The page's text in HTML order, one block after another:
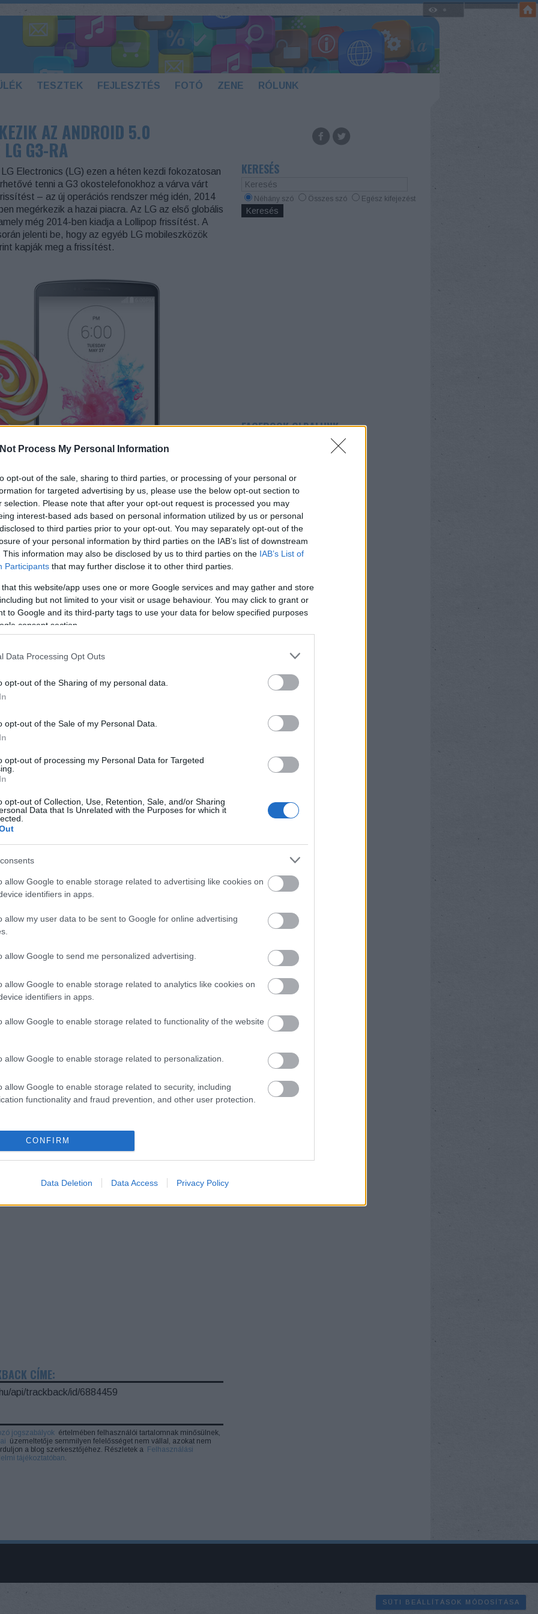
Process My Personal Information
opt-out of the sale, sharing to third parties, or processing of your personal or
for targeted advertising by us, please use the below opt-out section to
selection. Please note that after your opt-out request is processed you may
interest-based ads based on personal information utilized by us or personal
to third parties prior to your opt-out. You may separately opt-out of the
of your personal information by third parties on the IAB’s list of downstream
This information may also be disclosed by us to third parties on the IAB’s List of
Participants that may further disclose it to other third parties.
that this website/app uses one or more Google services and may gather and store
but not limited to your visit or usage behaviour. You may click to grant or
to Google and its third-party tags to use your data for below specified purposes
consent section.
Data Processing Opt Outs
opt-out of the Sharing of my personal data.
opt-out of the Sale of my Personal Data.
opt-out of processing my Personal Data for Targeted
opt-out of Collection, Use, Retention, Sale, and/or Sharing
Data that Is Unrelated with the Purposes for which it
allow Google to enable storage related to advertising like cookies on
identifiers in apps.
allow my user data to be sent to Google for online advertising
allow Google to send me personalized advertising.
allow Google to enable storage related to analytics like cookies on
identifiers in apps.
allow Google to enable storage related to functionality of the website
allow Google to enable storage related to personalization.
allow Google to enable storage related to security, including
functionality and fraud prevention, and other user protection.
CONFIRM
Data Deletion Data Access Privacy Policy
TESZTEK FEJLESZTÉS FOTÓ ZENE RÓLUNK
AZ ANDROID 5.0
G3-RA
Electronics (LG) ezen a héten kezdi fokozatosan
tenni a G3 okostelefonokhoz a várva várt
– az új operációs rendszer még idén, 2014
megérkezik a hazai piacra. Az LG az első globális
még 2014-ben kiadja a Lollipop frissítést. A
jelenti be, hogy az egyéb LG mobileszközök
kapják meg a frissítést.
rendszer legújabb verziója rengeteg
például új felülettervezéssel, amely nagyobb
elérhetőek lesznek. Az eszközök
okostelefonjuk zárolását, amikor a készülék
már regisztrált Bluetooth-eszköz – például az LG
is.
hogy a mobilkészülékek használati
tegye vásárlói számára, így kiemelt
tulajdonosok mielőbb elkezdhessék használni az
vállalatának elnök-vezérigazgatója. —
és továbbfejlesztései teljesen új felhasználói
az LG G3 készüléken, így a telefon még jobbá
amint a Lollipop frissítés megjelenik az egyes
információt, vagy csak beszélgetnél, keresd
CÍME:
api/trackback/id/6884459
jogszabályokértelmében felhasználói tartalomnak minősülnek,
üzemeltetője semmilyen felelősséget nem vállal, azokat nem
a blog szerkesztőjéhez. Részletek a Felhasználási
tájékoztatóban
KERESÉS
Néhány szó Összes szó Egész kifejezést
FACEBOOK OLDALUNK
SÜTI BEÁLLÍTÁSOK MÓDOSÍTÁSA